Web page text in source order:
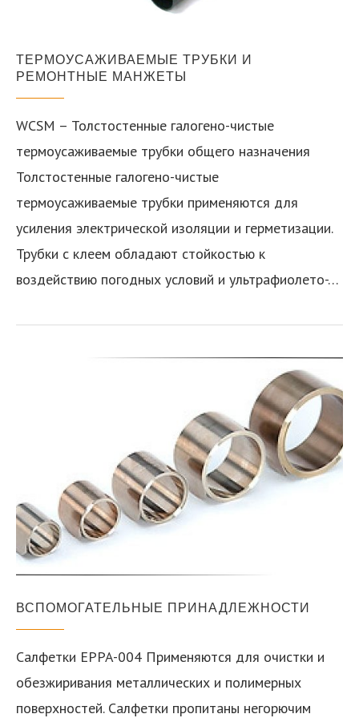
ТЕРМОУСАЖИВАЕМЫЕ ТРУБКИ И
РЕМОНТНЫЕ МАНЖЕТЫ
WCSM – Толстостенные галогено-чистые
термоусаживаемые трубки общего назначения
Толстостенные галогено-чистые
термоусаживаемые трубки применяются для
усиления электрической изоляции и герметизации.
Трубки с клеем обладают стойкостью к
воздействию погодных условий и ультрафиолето-…
ВСПОМОГАТЕЛЬНЫЕ ПРИНАДЛЕЖНОСТИ
Салфетки EPPA-004 Применяются для очистки и
обезжиривания металлических и полимерных
поверхностей. Салфетки пропитаны негорючим